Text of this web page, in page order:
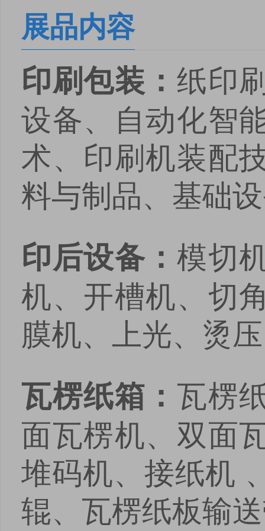
展品内容
印刷包装 ： 纸印
设备、自动化智
术、印刷机装配
料与制品、基础
印后设备： 模切
机、开槽机、切
膜机、上光、烫
瓦楞纸箱： 瓦楞
面瓦楞机、双面
堆码机、接纸机
辊、瓦楞纸板输